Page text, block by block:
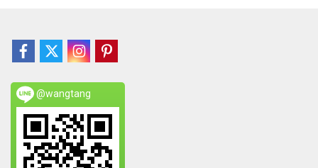
@wangtang